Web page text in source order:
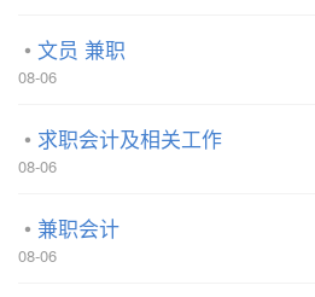
文员 兼职
08-06
求职会计及相关工作
08-06
兼职会计
08-06